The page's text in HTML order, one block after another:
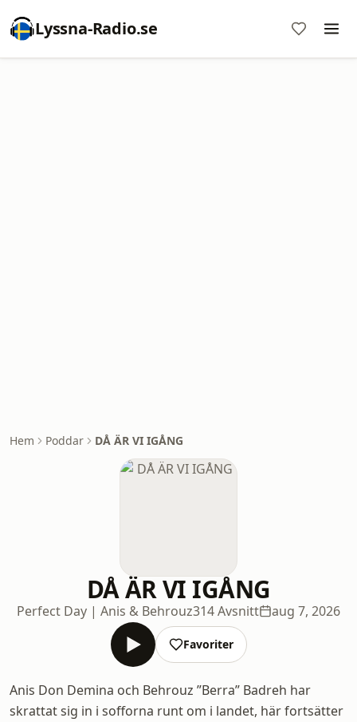
Lyssna-Radio.se
Hem Poddar DÅ ÄR VI IGÅNG
DÅ ÄR VI IGÅNG
Perfect Day | Anis & Behrouz314 Avsnitt aug 7, 2026
Favoriter
Anis Don Demina och Behrouz ”Berra” Badreh har
skrattat sig in i sofforna runt om i landet, här fortsätter